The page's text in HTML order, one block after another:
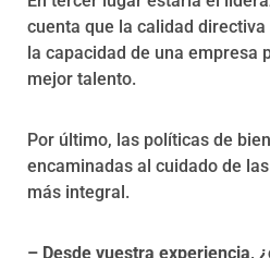
cuenta que la calidad directiva
la capacidad de una empresa
mejor talento.
Por último, las políticas de
encaminadas al cuidado de
más integral.
– Desde vuestra experiencia,